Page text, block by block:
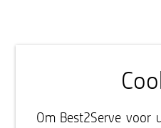
Om Best2Serve voor